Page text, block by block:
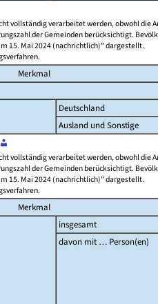
vollständig verarbeitet werden, obwohl die
der Gemeinden berücksichtigt.
15. Mai 2024 (nachrichtlich)" dargestellt.
Merkmal
Deutschland
Ausland und Sonstige
vollständig verarbeitet werden, obwohl die
der Gemeinden berücksichtigt.
15. Mai 2024 (nachrichtlich)" dargestellt.
Merkmal
insgesamt
davon mit … Person(en)